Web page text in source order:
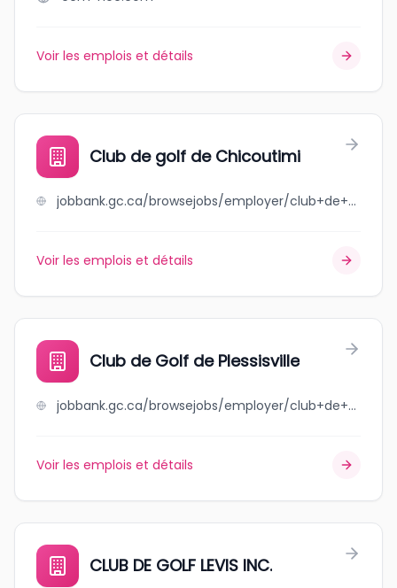
Voir les emplois et détails
Club de golf de Chicoutimi
jobbank.gc.ca/browsejobs/employer/club+de+golf+de+chicoutimi/ca
Voir les emplois et détails
Club de Golf de Plessisville
jobbank.gc.ca/browsejobs/employer/club+de+golf+de+plessisville/ca
Voir les emplois et détails
CLUB DE GOLF LEVIS INC.